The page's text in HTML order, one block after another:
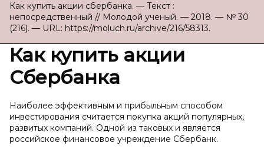
Как купить акции сбербанка. — Текст :
непосредственный // Молодой ученый. — 2018. — № 30
(216). — URL: https://moluch.ru/archive/216/58313.
Как купить акции
Cбербанка
Наиболее эффективным и прибыльным способом
инвестирования считается покупка акций популярных,
развитых компаний. Одной из таковых и является
российское финансовое учреждение Сбербанк.